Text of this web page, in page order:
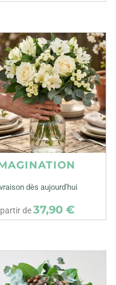
dès aujourd'hui
de37,90 €